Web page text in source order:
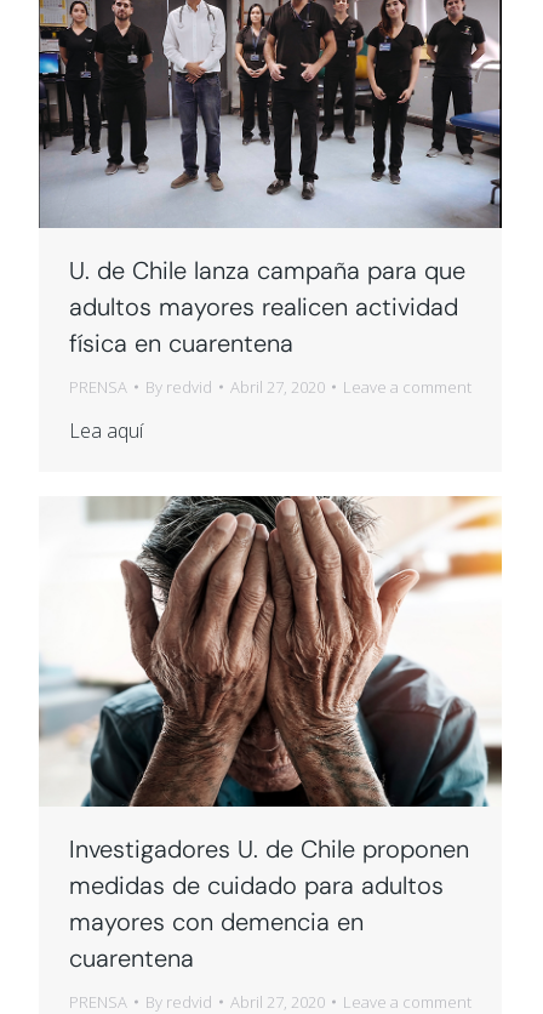
U. de Chile lanza campaña para que
adultos mayores realicen actividad
física en cuarentena
PRENSA By redvid Abril 27, 2020 Leave a comment
Lea aquí
Investigadores U. de Chile proponen
medidas de cuidado para adultos
mayores con demencia en
cuarentena
PRENSA By redvid Abril 27, 2020 Leave a comment